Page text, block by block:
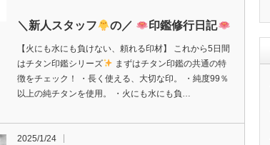
＼新人スタッフ の／ 印鑑修行日記
【火にも水にも負けない、頼れる印材】 これから5日間
はチタン印鑑シリーズ
まずはチタン印鑑の共通の特
徴をチェック！ ・長く使える、大切な印。 ・純度99％
以上の純チタンを使用。 ・火にも水にも負…
2025/1/24